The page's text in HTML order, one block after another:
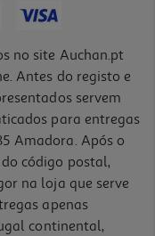
no site Auchan.pt
Antes do registo e
servem
para entregas
Amadora. Após o
código postal,
na loja que serve
apenas
continental,